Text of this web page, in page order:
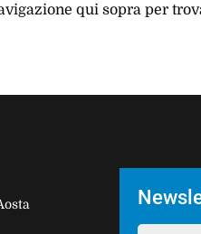
qui sopra per